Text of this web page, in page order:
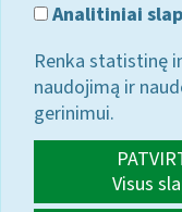
Analitiniai
Renka statistinę
naudojimą ir
gerinimui.
Visus